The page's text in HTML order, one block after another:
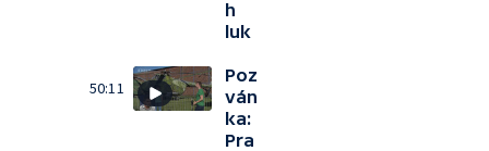
h
luk
50:11
Poz
ván
ka:
Pra